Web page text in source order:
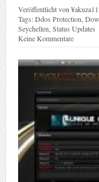
Veröffentlicht von
Tags:Ddos Protection
Seychellen Status Updates
Keine Kommentare